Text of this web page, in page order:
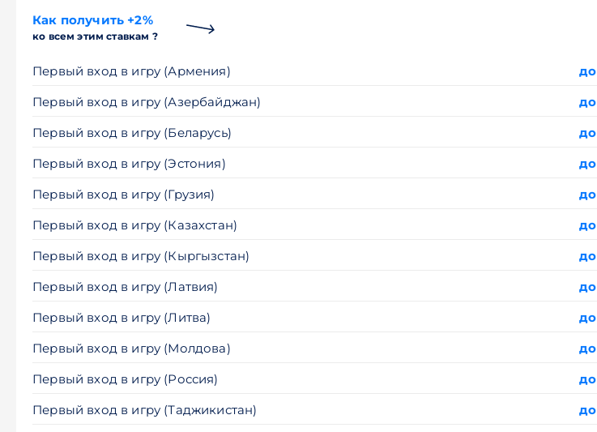
Как получить +2%
ко всем этим ставкам ?
Первый вход в игру (Армения) до
Первый вход в игру (Азербайджан)
до
Первый вход в игру (Беларусь)
до
Первый вход в игру (Эстония)
до
Первый вход в игру (Грузия)
до
Первый вход в игру (Казахстан)
до
Первый вход в игру (Кыргызстан)
до
Первый вход в игру (Латвия)
до
Первый вход в игру (Литва)
до
Первый вход в игру (Молдова)
до
Первый вход в игру (Россия)
до
Первый вход в игру (Таджикистан)
до